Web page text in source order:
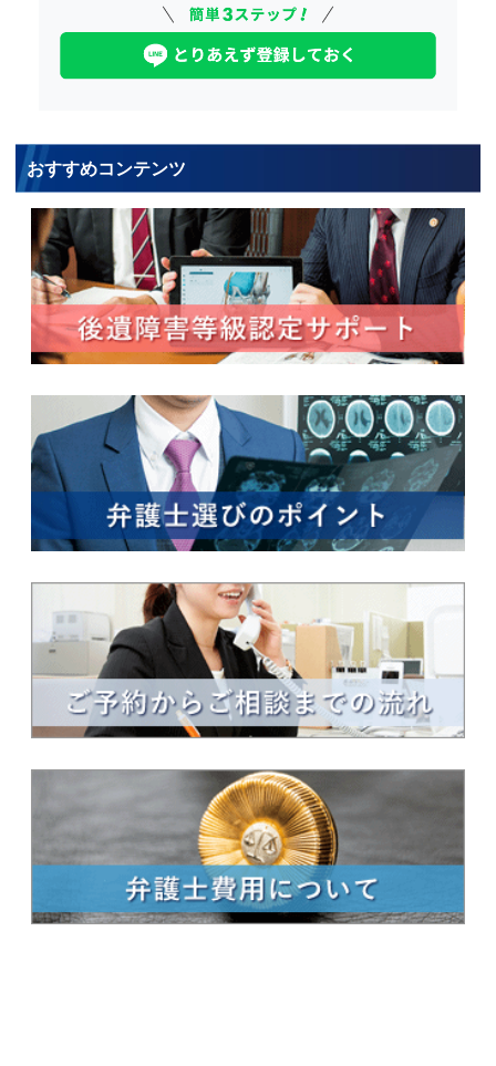
おすすめコンテンツ